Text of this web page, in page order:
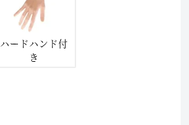
ハードハンド付
き